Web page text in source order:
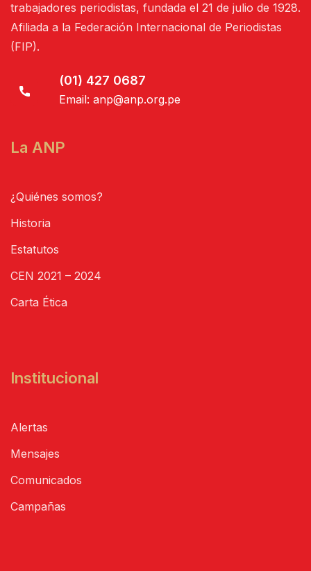
trabajadores periodistas, fundada el 21 de julio de 1928.
Afiliada a la Federación Internacional de Periodistas
(FIP).
(01) 427 0687
Email: anp@anp.org.pe
La ANP
¿Quiénes somos?
Historia
Estatutos
CEN 2021 – 2024
Carta Ética
Institucional
Alertas
Mensajes
Comunicados
Campañas